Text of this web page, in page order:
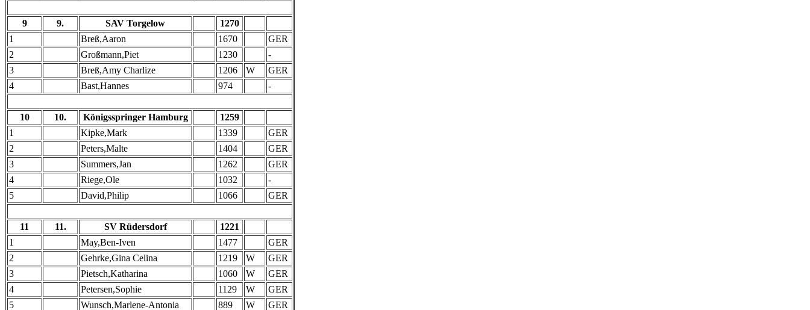
9 9. SAV Torgelow
1270
1
Breß,Aaron 1670
GER
2
Großmann,Piet 1230
-
3
Breß,Amy Charlize 1206 W
GER
4
Bast,Hannes 974 -
10 10. Königsspringer Hamburg
1259
1
Kipke,Mark 1339
GER
2
Peters,Malte 1404
GER
3
Summers,Jan 1262
GER
4
Riege,Ole 1032
-
5
David,Philip 1066 GER
11 11. SV Rüdersdorf
1221
1
May,Ben-Iven 1477
GER
2
Gehrke,Gina Celina 1219 W
GER
3
Pietsch,Katharina 1060 W
GER
4
Petersen,Sophie 1129 W
GER
5
Wunsch,Marlene-Antonia 889 W GER